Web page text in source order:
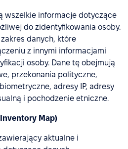
wszelkie informacje dotyczące
do zidentyfikowania osoby.
danych, które
z innymi informacjami
osoby. Dane tę obejmują
przekonania polityczne,
adresy IP, adresy
i pochodzenie etniczne.
Map)
aktualne i